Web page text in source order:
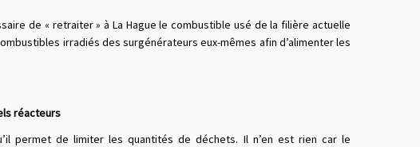
de « retraiter » à La Hague le combustible usé de la filière actuelle
irradiés des surgénérateurs eux-mêmes afin d’alimenter les
réacteurs
permet de limiter les quantités de déchets. Il n’en est rien car le